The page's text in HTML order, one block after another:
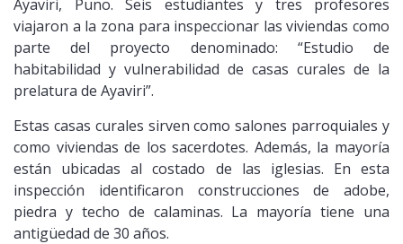
Ayaviri, Puno. Seis estudiantes y tres profesores
viajaron a la zona para inspeccionar las viviendas como
parte del proyecto denominado: “Estudio de
habitabilidad y vulnerabilidad de casas curales de la
prelatura de Ayaviri”.
Estas casas curales sirven como salones parroquiales y
como viviendas de los sacerdotes. Además, la mayoría
están ubicadas al costado de las iglesias. En esta
inspección identificaron construcciones de adobe,
piedra y techo de calaminas. La mayoría tiene una
antigüedad de 30 años.